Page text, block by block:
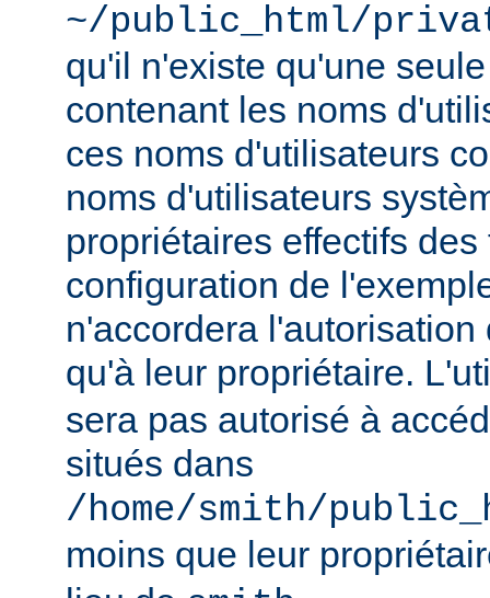
~/public_html/
qu'il n'existe qu'une
contenant les noms
ces noms d'utilisateurs
noms d'utilisateurs
propriétaires effectifs
configuration de
n'accordera
qu'à leur propriétaire.
sera pas autorisé à
situés dans
/home/smith/
moins que leur